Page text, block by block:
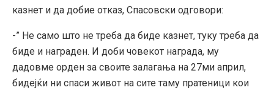
казнет и да добие отказ, Спасовски одговори:
-” Не само што не треба да биде казнет, туку треба да
биде и награден. И доби човекот награда, му
дадовме орден за своите залагања на 27ми април,
бидејќи ни спаси живот на сите таму пратеници кои